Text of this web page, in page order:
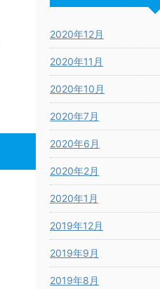
2020年12月
2020年11月
2020年10月
2020年7月
2020年6月
2020年2月
2020年1月
2019年12月
2019年9月
2019年8月